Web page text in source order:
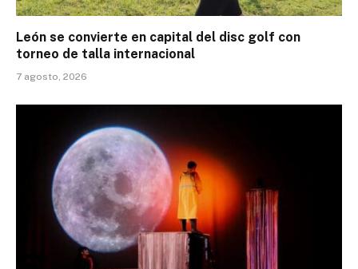
León se convierte en capital del disc golf con
torneo de talla internacional
7 agosto, 2026